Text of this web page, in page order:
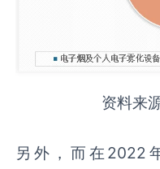
资料来
另外，而在2022